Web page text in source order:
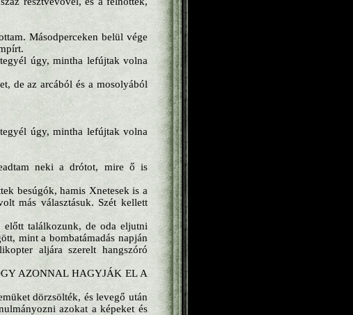
Másodperceken belül vége
úgy, mintha lefújtak volna
de az arcából és a mosolyából
úgy, mintha lefújtak volna
neki a drótot, mire ő is
besúgók, hamis Xnetesek is a
más választásuk. Szét kellett
találkozunk, de oda eljutni
mint a bombatámadás napján
aljára szerelt hangszóró
AZONNAL HAGYJÁK EL A
dörzsölték, és levegő után
azokat a képeket és